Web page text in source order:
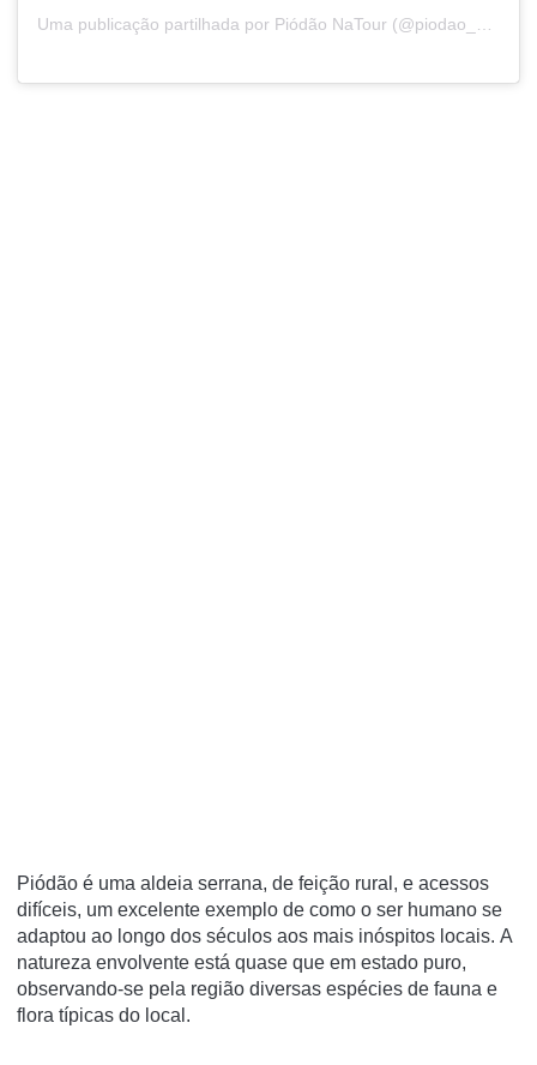
Piódão é uma aldeia serrana, de feição rural, e acessos
difíceis, um excelente exemplo de como o ser humano se
adaptou ao longo dos séculos aos mais inóspitos locais. A
natureza envolvente está quase que em estado puro,
observando-se pela região diversas espécies de fauna e
flora típicas do local.